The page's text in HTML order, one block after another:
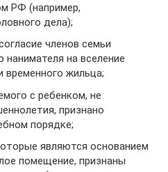
РФ (например,
дела);
членов семьи
нанимателя на вселение
временного жильца;
с ребенком, не
признано
порядке;
являются основанием
помещение, признаны